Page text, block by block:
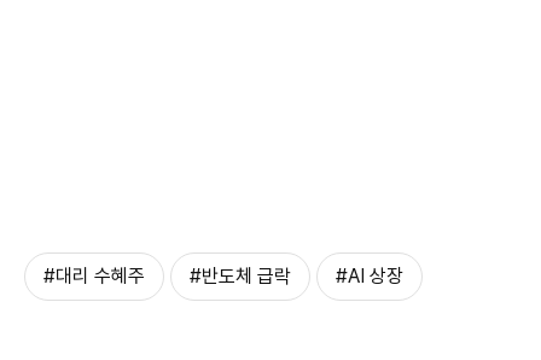
#대리 수혜주 #반도체 급락 #AI 상장